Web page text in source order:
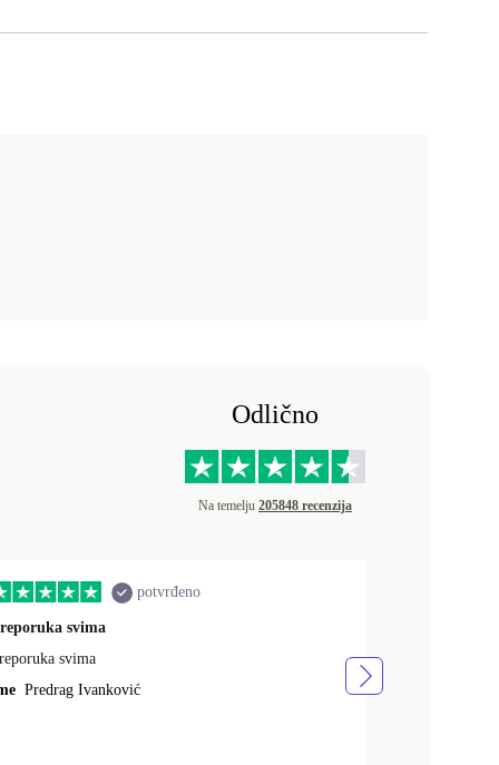
Odlično
Na temelju 205848 recenzija
potvrđeno
svima
svima
Predrag Ivanković